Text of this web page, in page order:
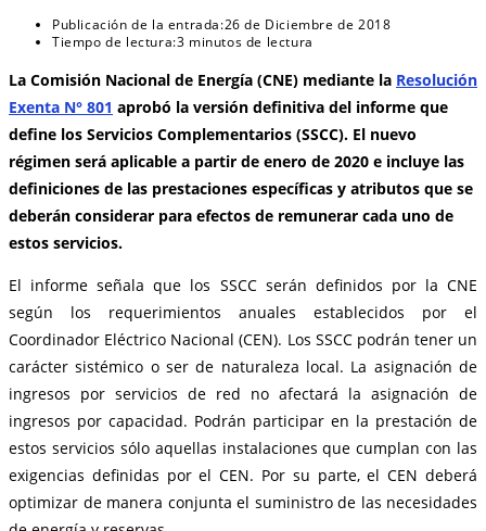
Publicación de la entrada:26 de Diciembre de 2018
Tiempo de lectura:3 minutos de lectura
La Comisión Nacional de Energía (CNE) mediante la Resolución
Exenta N° 801 aprobó la versión definitiva del informe que
define los Servicios Complementarios (SSCC). El nuevo
régimen será aplicable a partir de enero de 2020 e incluye las
definiciones de las prestaciones específicas y atributos que se
deberán considerar para efectos de remunerar cada uno de
estos servicios.
El informe señala que los SSCC serán definidos por la CNE
según los requerimientos anuales establecidos por el
Coordinador Eléctrico Nacional (CEN). Los SSCC podrán tener un
carácter sistémico o ser de naturaleza local. La asignación de
ingresos por servicios de red no afectará la asignación de
ingresos por capacidad. Podrán participar en la prestación de
estos servicios sólo aquellas instalaciones que cumplan con las
exigencias definidas por el CEN. Por su parte, el CEN deberá
optimizar de manera conjunta el suministro de las necesidades